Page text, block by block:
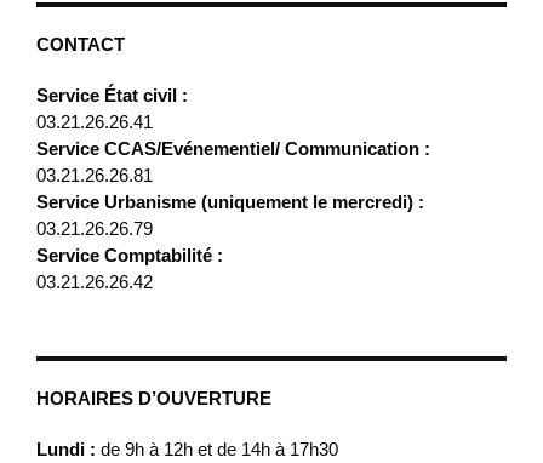
CONTACT
Service État civil :
03.21.26.26.41
Service CCAS/Evénementiel/ Communication :
03.21.26.26.81
Service Urbanisme (uniquement le mercredi) :
03.21.26.26.79
Service Comptabilité :
03.21.26.26.42
HORAIRES D’OUVERTURE
Lundi : de 9h à 12h et de 14h à 17h30